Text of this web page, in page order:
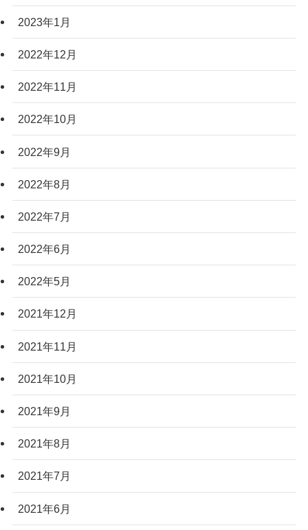
2023年1月
2022年12月
2022年11月
2022年10月
2022年9月
2022年8月
2022年7月
2022年6月
2022年5月
2021年12月
2021年11月
2021年10月
2021年9月
2021年8月
2021年7月
2021年6月